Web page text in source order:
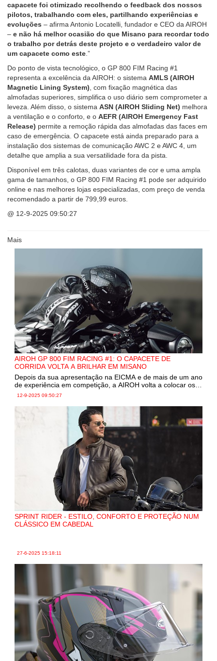
capacete foi otimizado recolhendo o feedback dos nossos
pilotos, trabalhando com eles, partilhando experiências e
evoluções – afirma Antonio Locatelli, fundador e CEO da AIROH
– e não há melhor ocasião do que Misano para recordar todo
o trabalho por detrás deste projeto e o verdadeiro valor de
um capacete como este .”
Do ponto de vista tecnológico, o GP 800 FIM Racing #1
representa a excelência da AIROH: o sistema AMLS (AIROH
Magnetic Lining System) , com fixação magnética das
almofadas superiores, simplifica o uso diário sem comprometer a
leveza. Além disso, o sistema ASN (AIROH Sliding Net) melhora
a ventilação e o conforto, e o AEFR (AIROH Emergency Fast
Release) permite a remoção rápida das almofadas das faces em
caso de emergência. O capacete está ainda preparado para a
instalação dos sistemas de comunicação AWC 2 e AWC 4, um
detalhe que amplia a sua versatilidade fora da pista.
Disponível em três calotas, duas variantes de cor e uma ampla
gama de tamanhos, o GP 800 FIM Racing #1 pode ser adquirido
online e nas melhores lojas especializadas, com preço de venda
recomendado a partir de 799,99 euros.
@ 12-9-2025 09:50:27
Mais
AIROH GP 800 FIM RACING #1: O CAPACETE DE
CORRIDA VOLTA A BRILHAR EM MISANO
Depois da sua apresentação na EICMA e de mais de um ano
de experiência em competição, a AIROH volta a colocar os
holofotes no GP 800 FIM Racing #1 durante o fim de
da AIROH regressa como protagonista ao lado dos pilotos
oficiais.
12-9-2025 09:50:27
SPRINT RIDER - ESTILO, CONFORTO E PROTEÇÃO NUM
CLÁSSICO EM CABEDAL
27-6-2025 15:18:11